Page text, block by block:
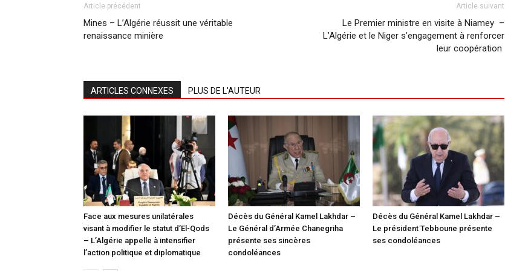
Article précédent
Mines – L’Algérie réussit une véritable
renaissance minière
Article suivant
Le Premier ministre en visite à Niamey –
L’Algérie et le Niger s’engagement à renforcer
leur coopération
ARTICLES CONNEXES PLUS DE L'AUTEUR
Face aux mesures unilatérales
visant à modifier le statut d’El-Qods
– L’Algérie appelle à intensifier
l’action politique et diplomatique
Décès du Général Kamel Lakhdar –
Le Général d’Armée Chanegriha
présente ses sincères
condoléances
Décès du Général Kamel Lakhdar –
Le président Tebboune présente
ses condoléances